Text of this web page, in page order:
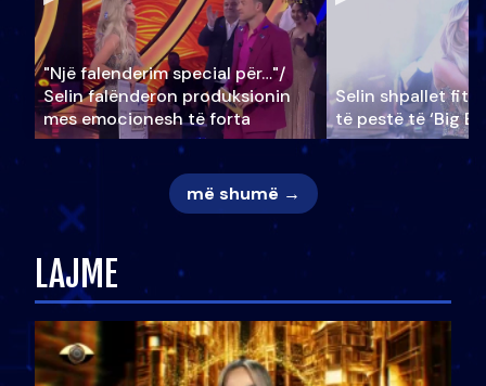
"Një falenderim special për…"/
Selin falënderon produksionin
mes emocionesh të forta
Selin shpallet
të pestë të ‘Big
më shumë →
LAJME